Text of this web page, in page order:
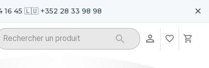
45 🇱🇺 +352 28 33 98 98